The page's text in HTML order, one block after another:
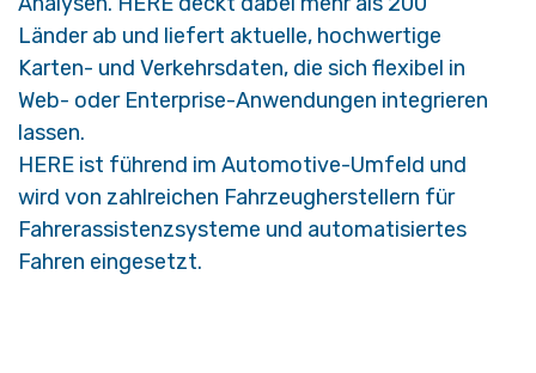
Länder ab und liefert aktuelle, hochwertige
Karten- und Verkehrsdaten, die sich flexibel in
Web- oder Enterprise-Anwendungen integrieren
lassen.
HERE ist führend im Automotive-Umfeld und
wird von zahlreichen Fahrzeugherstellern für
Fahrerassistenzsysteme und automatisiertes
Fahren eingesetzt.